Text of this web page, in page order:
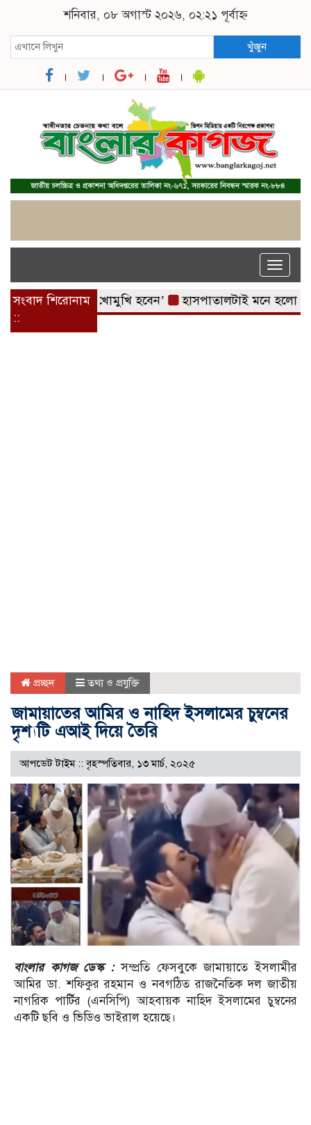
শনিবার, ০৮ অগাস্ট ২০২৬, ০২:২১ পূর্বাহ্ন
খুঁজুন
Toggle
সংবাদ শিরোনাম
::
আইনের মুখোমুখি হবেন’ হাসপাতালটাই মনে হলো যেন
প্রচ্ছদ তথ্য ও প্রযুক্তি
জামায়াতের আমির ও নাহিদ ইসলামের চুম্বনের
দৃশ্যটি এআই দিয়ে তৈরি
আপডেট টাইম :: বৃহস্পতিবার, ১৩ মার্চ, ২০২৫
বাংলার কাগজ ডেস্ক :সম্প্রতি ফেসবুকে জামায়াতে ইসলামীর
আমির ডা. শফিকুর রহমান ও নবগঠিত রাজনৈতিক দল জাতীয়
নাগরিক পার্টির (এনসিপি) আহবায়ক নাহিদ ইসলামের চুম্বনের
একটি ছবি ও ভিডিও ভাইরাল হয়েছে।